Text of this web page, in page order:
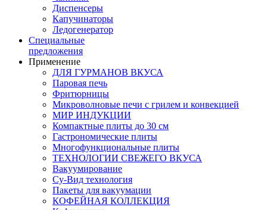
Диспенсеры
Капучинаторы
Ледогенератор
Специальные
предложения
Применение
ДЛЯ ГУРМАНОВ ВКУСА
Паровая печь
Фритюрницы
Микроволновые печи с грилем и конвекцией
МИР ИНДУКЦИИ
Компактные плиты до 30 см
Гастрономические плиты
Многофункциональные плиты
ТЕХНОЛОГИИ СВЕЖЕГО ВКУСА
Вакуумирование
Су-Вид технология
Пакеты для вакуумации
КОФЕЙНАЯ КОЛЛЕКЦИЯ